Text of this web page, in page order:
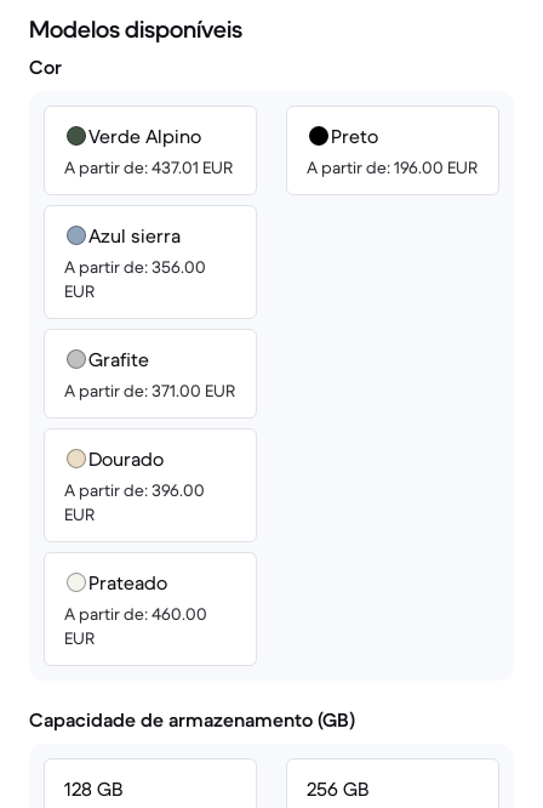
Modelos disponíveis
Cor
Verde Alpino
A partir de: 437.01 EUR
Azul sierra
A partir de: 356.00
EUR
Grafite
A partir de: 371.00 EUR
Dourado
A partir de: 396.00
EUR
Prateado
A partir de: 460.00
EUR
Preto
A partir de: 196.00 EUR
Capacidade de armazenamento (GB)
128 GB 256 GB